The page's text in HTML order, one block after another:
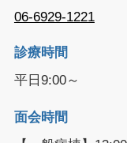
06-6929-1221
診療時間
平日9:00～
面会時間